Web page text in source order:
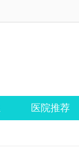
医院推荐